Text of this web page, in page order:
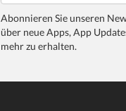
Abonnieren Sie unseren
über neue Apps, App
mehr zu erhalten.